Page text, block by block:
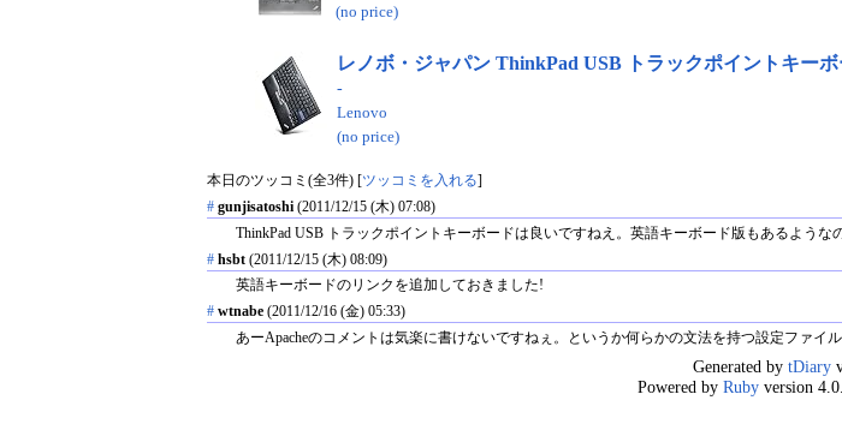
(no price)
レノボ・ジャパン ThinkPad USB トラックポイントキーボ
-
Lenovo
(no price)
本日のツッコミ(全3件) [ ツッコミを入れる
# gunjisatoshi (2011/12/15 (木) 07:08)
ThinkPad USB トラックポイントキーボードは良いですねえ。英語キーボード版もあるような
# hsbt (2011/12/15 (木) 08:09)
英語キーボードのリンクを追加しておきました!
# wtnabe (2011/12/16 (金) 05:33)
あーApacheのコメントは気楽に書けないですねぇ。というか何らかの文法を持つ設定ファイ
Generated by tDiary
Powered by Ruby version